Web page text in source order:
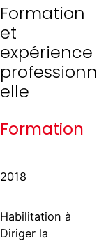
Formation
et
expérience
professionn
elle
Formation
2018
Habilitation à
Diriger la